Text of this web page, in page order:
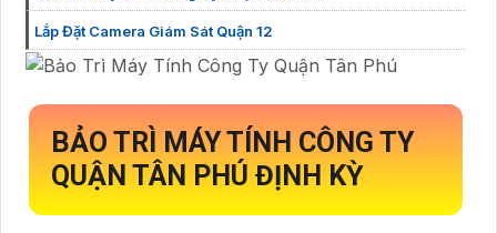
Lắp Đặt Camera Giám Sát Quận 12
BẢO TRÌ MÁY TÍNH CÔNG TY
QUẬN TÂN PHÚ ĐỊNH KỲ